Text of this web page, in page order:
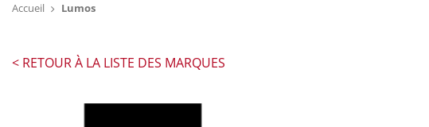
Accueil Lumos
< RETOUR À LA LISTE DES MARQUES